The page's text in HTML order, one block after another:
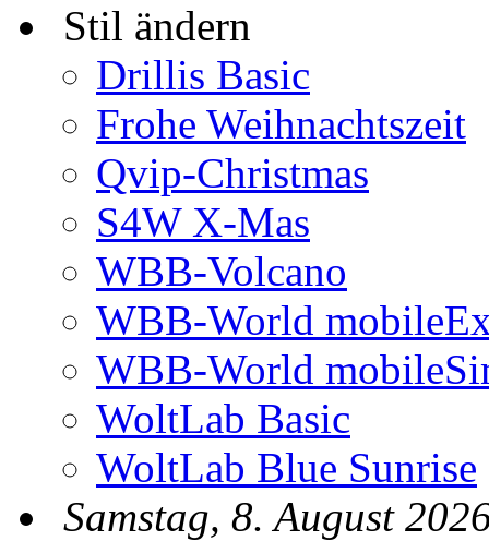
Stil ändern
Drillis Basic
Frohe Weihnachtszeit
Qvip-Christmas
S4W X-Mas
WBB-Volcano
WBB-World
WBB-World
WoltLab Basic
WoltLab Blue Sunrise
Samstag, 8. August